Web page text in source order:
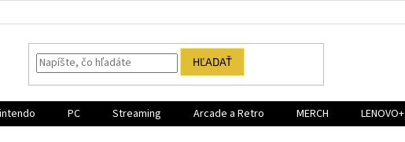
HĽADAŤ
PC Streaming Arcade a Retro MERCH LENOVO+